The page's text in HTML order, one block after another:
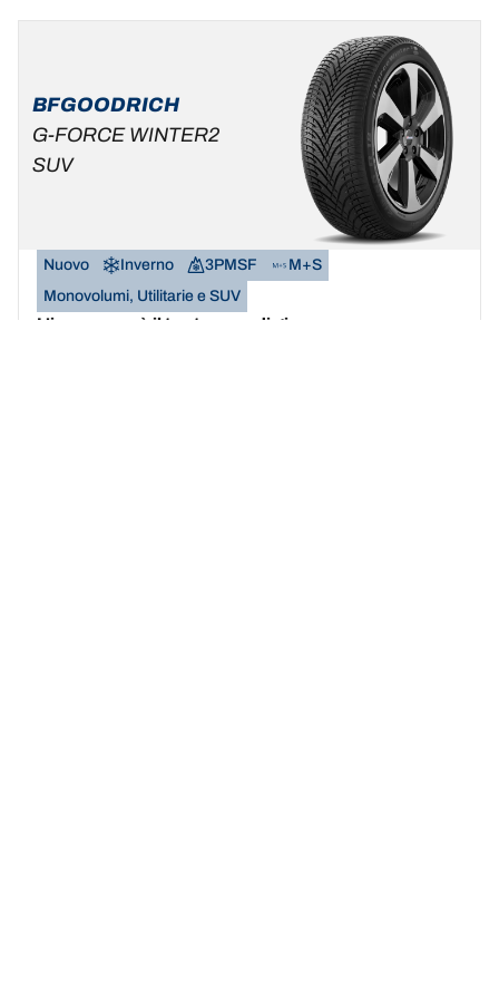
BFGOODRICH
G-FORCE WINTER2
SUV
Nuovo Inverno 3PMSF
M+S
Monovolumi, Utilitarie e SUV
L’inverno sarà il tuo terreno di gioco.